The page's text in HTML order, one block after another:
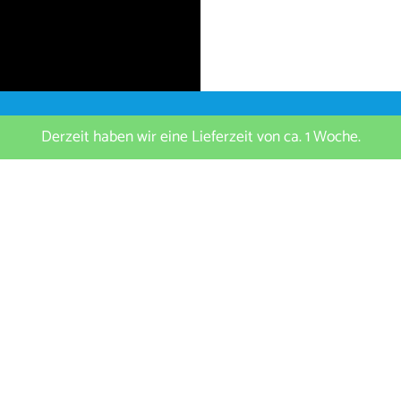
Derzeit haben wir eine Lieferzeit von ca. 1 Woche.